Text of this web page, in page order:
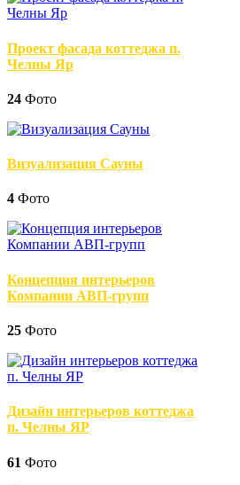
Проект фасада коттеджа п.
Челны Яр
24 Фото
Визуализация Сауны
4 Фото
Концепция интерьеров
Компании АВП-групп
25 Фото
Дизайн интерьеров коттеджа
п. Челны ЯР
61 Фото